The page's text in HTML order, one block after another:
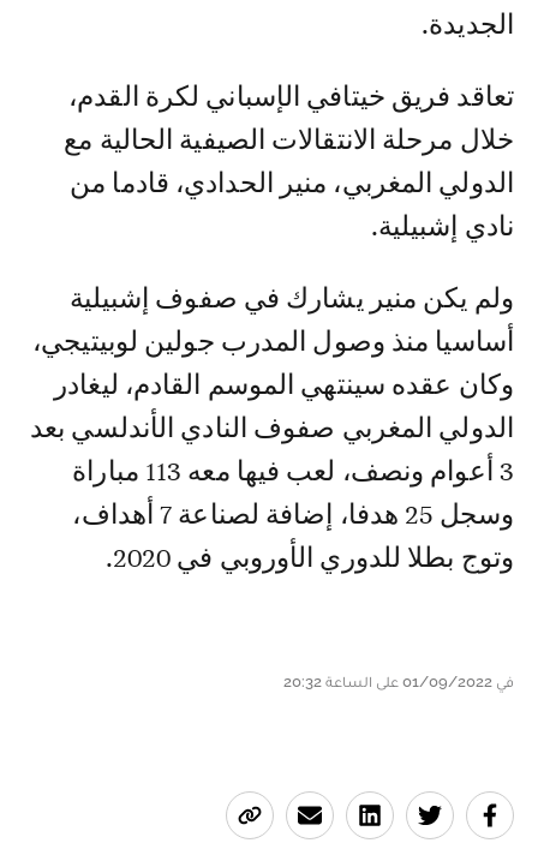
الجديدة.
تعاقد فريق خيتافي الإسباني لكرة القدم،
خلال مرحلة الانتقالات الصيفية الحالية مع
الدولي المغربي، منير الحدادي، قادما من
نادي إشبيلية.
ولم يكن منير يشارك في صفوف إشبيلية
أساسيا منذ وصول المدرب جولين لوبيتيجي،
وكان عقده سينتهي الموسم القادم، ليغادر
الدولي المغربي صفوف النادي الأندلسي بعد
3 أعوام ونصف، لعب فيها معه 113 مباراة
وسجل 25 هدفا، إضافة لصناعة 7 أهداف،
وتوج بطلا للدوري الأوروبي في 2020.
في 01/09/2022 على الساعة 20:32